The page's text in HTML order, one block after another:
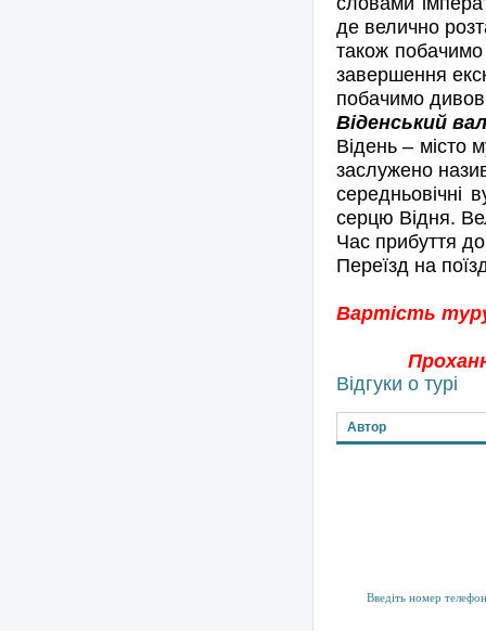
де велично
також
завершення
побачимо
Віденський
Відень – місто
заслужено
середньовічні
серцю Відня.
Час прибуття
Переїзд на
Вартість
Відгуки о турі
Автор